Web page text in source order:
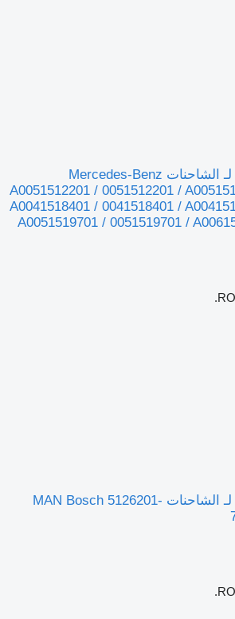
مشغل محرك كهربائي لـ الشاحنات Mercedes-Benz
A0051512201 / 0051512201 /
A0041518401 / 0041518401 /
A0051519701 / 0051519701 /
مشغل محرك كهربائي لـ الشاحنات MAN Bosch 5126201-